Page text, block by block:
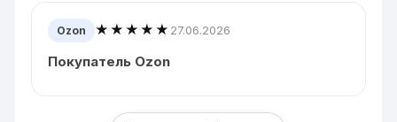
Ozon ★★★★★ 27.06.2026
Покупатель Ozon